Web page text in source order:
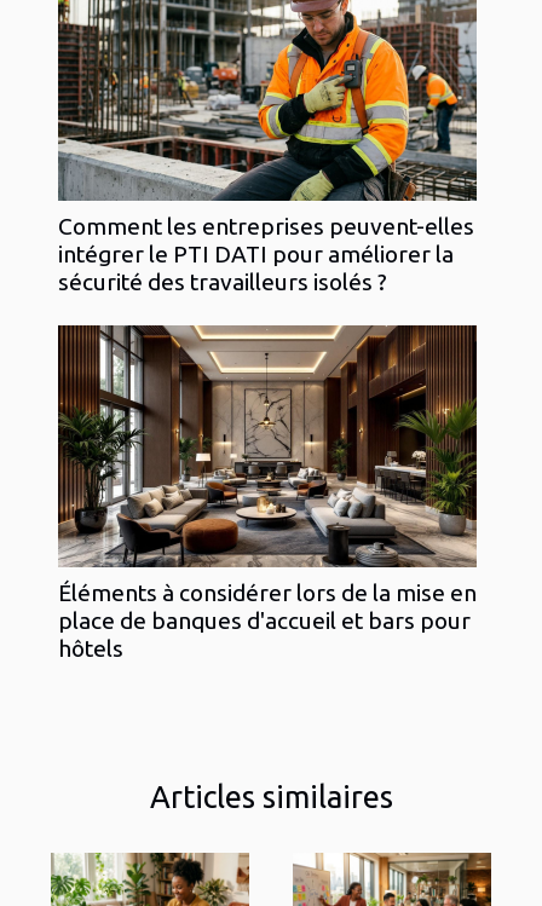
Comment les entreprises peuvent-elles
intégrer le PTI DATI pour améliorer la
sécurité des travailleurs isolés ?
Éléments à considérer lors de la mise en
place de banques d'accueil et bars pour
hôtels
Articles similaires